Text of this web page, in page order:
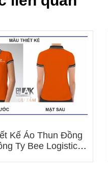
Kế Áo Thun Đồng
Ty Bee Logistics